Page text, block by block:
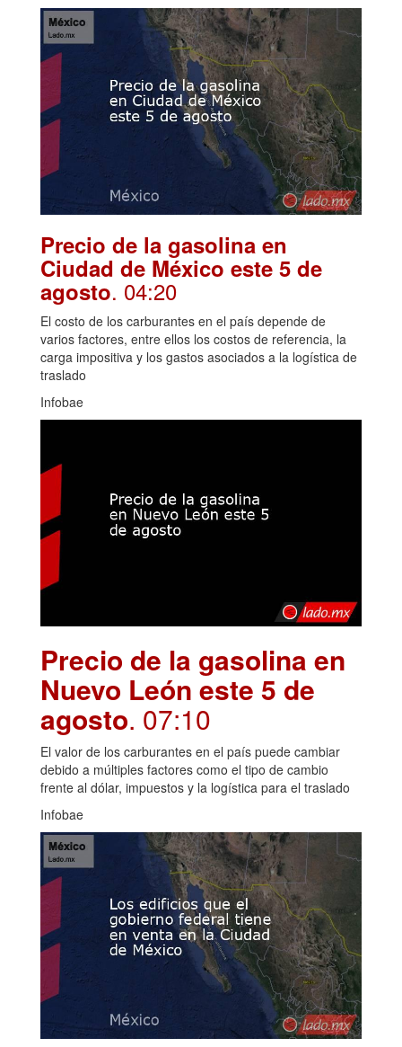
Precio de la gasolina en
Ciudad de México este 5 de
agosto. 04:20
El costo de los carburantes en el país depende de
varios factores, entre ellos los costos de referencia, la
carga impositiva y los gastos asociados a la logística de
traslado
Infobae
Precio de la gasolina en
Nuevo León este 5 de
agosto. 07:10
El valor de los carburantes en el país puede cambiar
debido a múltiples factores como el tipo de cambio
frente al dólar, impuestos y la logística para el traslado
Infobae